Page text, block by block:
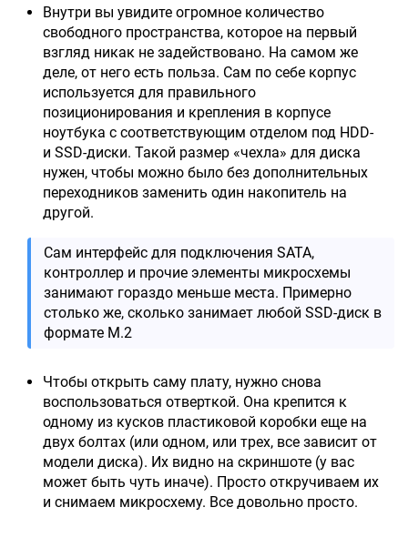
Внутри вы увидите огромное количество
свободного пространства, которое на первый
взгляд никак не задействовано. На самом же
деле, от него есть польза. Сам по себе корпус
используется для правильного
позиционирования и крепления в корпусе
ноутбука с соответствующим отделом под HDD-
и SSD-диски. Такой размер «чехла» для диска
нужен, чтобы можно было без дополнительных
переходников заменить один накопитель на
другой.
Сам интерфейс для подключения SATA,
контроллер и прочие элементы микросхемы
занимают гораздо меньше места. Примерно
столько же, сколько занимает любой SSD-диск в
формате M.2
Чтобы открыть саму плату, нужно снова
воспользоваться отверткой. Она крепится к
одному из кусков пластиковой коробки еще на
двух болтах (или одном, или трех, все зависит от
модели диска). Их видно на скриншоте (у вас
может быть чуть иначе). Просто откручиваем их
и снимаем микросхему. Все довольно просто.